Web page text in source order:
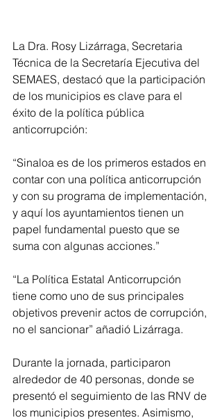
La Dra. Rosy Lizárraga, Secretaria
Técnica de la Secretaría Ejecutiva del
SEMAES, destacó que la participación
de los municipios es clave para el
éxito de la política pública
anticorrupción:
“Sinaloa es de los primeros estados en
contar con una política anticorrupción
y con su programa de implementación,
y aquí los ayuntamientos tienen un
papel fundamental puesto que se
suma con algunas acciones.”
“La Política Estatal Anticorrupción
tiene como uno de sus principales
objetivos prevenir actos de corrupción,
no el sancionar” añadió Lizárraga.
Durante la jornada, participaron
alrededor de 40 personas, donde se
presentó el seguimiento de las RNV de
los municipios presentes. Asimismo,